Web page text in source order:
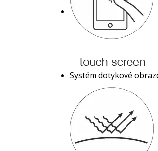
Systém dotykové